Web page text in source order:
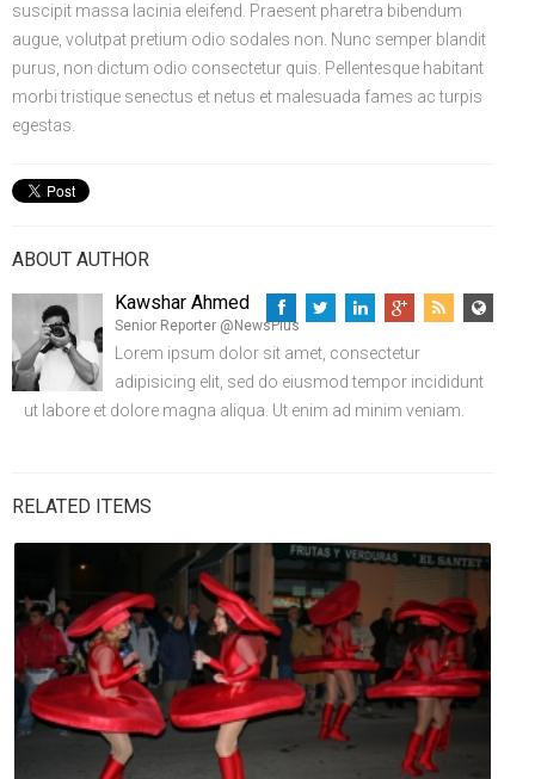
suscipit massa lacinia eleifend. Praesent pharetra bibendum
augue, volutpat pretium odio sodales non. Nunc semper blandit
purus, non dictum odio consectetur quis. Pellentesque habitant
morbi tristique senectus et netus et malesuada fames ac turpis
egestas.
ABOUT AUTHOR
Kawshar Ahmed
Senior Reporter @NewsPlus
Lorem ipsum dolor sit amet, consectetur
adipisicing elit, sed do eiusmod tempor incididunt
ut labore et dolore magna aliqua. Ut enim ad minim veniam.
RELATED ITEMS